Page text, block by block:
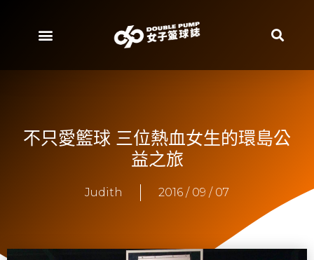
不只愛籃球 三位熱血女生的環島公
益之旅
Judith 2016 / 09 / 07